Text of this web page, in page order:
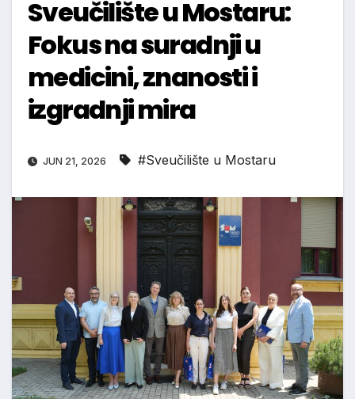
Sveučilište u Mostaru:
Fokus na suradnji u
medicini, znanosti i
izgradnji mira
JUN 21, 2026 #Sveučilište u Mostaru